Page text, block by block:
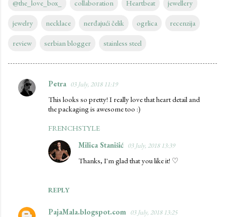
@the_love_box_ collaboration Heartbeat jewellery
jewelry necklace nerđajući čelik ogrlica recenzija
review serbian blogger stainless steel
C
Petra 03 July, 2018 11:19
This looks so pretty! I really love that heart detail and
the packaging is awesome too :)
FRENCHSTYLE
REPLY
Milica Stanišić 03 July, 2018 13:39
Thanks, I'm glad that you like it! ♡
PajaMala.blogspot.com 03 July, 2018 13:25